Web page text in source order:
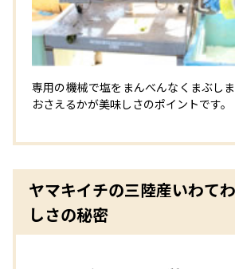
専用の機械で塩をまんべんなくまぶし
おさえるかが美味しさのポイントです。
ヤマキイチの三陸産いわて
しさの秘密